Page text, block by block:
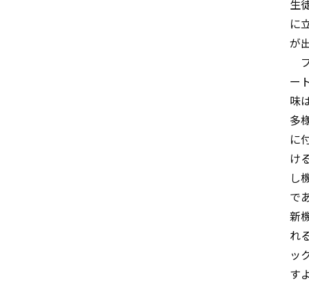
生
に
が
ー
味
多
に
け
し
で
新
れ
ッ
す